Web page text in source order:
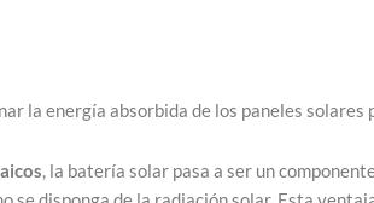
la energía absorbida de los paneles solares
, la batería solar pasa a ser un